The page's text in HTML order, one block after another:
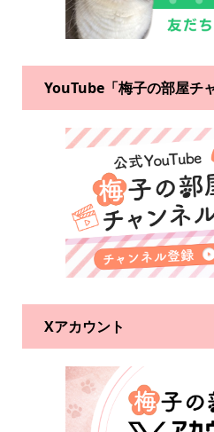
YouTube「梅子の部屋チ
Xアカウント